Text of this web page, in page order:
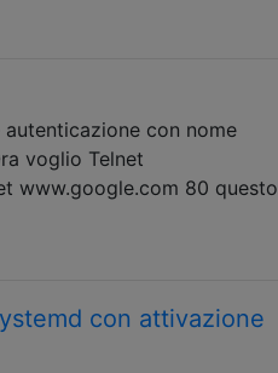
con nome
voglio Telnet
www.google.com 80 questo
con attivazione